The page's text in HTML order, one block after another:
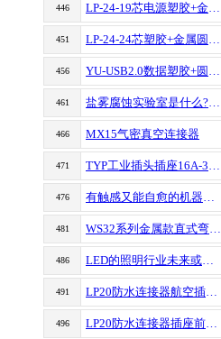
446 LP-24-19芯电源塑胶+金属圆型单孔防水航空插头连接器
451 LP-24-24芯塑胶+金属圆型对接防水航空插头信号连接器
456 YU-USB2.0数据塑胶+圆型一头包胶防水航空插头连接器
461 盐雾腐蚀实验室是什么?凌科YM系列工业防水连接器告诉你答案（建议收藏）
466 MX15气密真空连接器
471 TYP工业插头插座16A-32A红色款5芯防水等级IP44
476 有触感又能自愈的机器人就要变为现实？
481 WS32系列金属款直式弯式航空插头插座
486 LED的照明行业未来或有三大趋势
491 LP20防水连接器航空插头外壳有没有其他颜色？
496 LP20防水连接器插座前后的尺寸